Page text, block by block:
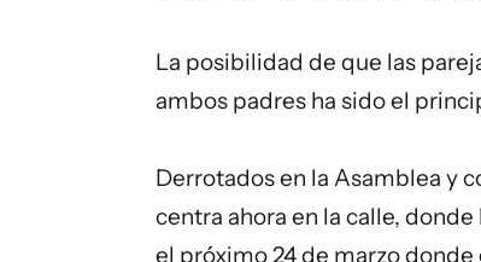
La posibilidad de que las
ambos padres ha sido el
Derrotados en la Asamblea y
centra ahora en la calle,
el próximo 24 de marzo donde